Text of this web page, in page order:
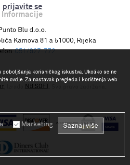
prijavite se
Informacije
Blu d.o.o.
Kamova 81 a 51000, Rijeka
051/627-772
NB SOFT
poboljšanja korisničkog iskustva. Ukoliko se ne
ovdje. Za nastavak pregleda i korištenja web
Marketing Saznaj više